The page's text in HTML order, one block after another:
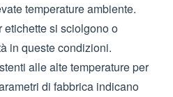
temperature ambiente.
si sciolgono o
in queste condizioni.
alle alte temperature per
di fabbrica indicano